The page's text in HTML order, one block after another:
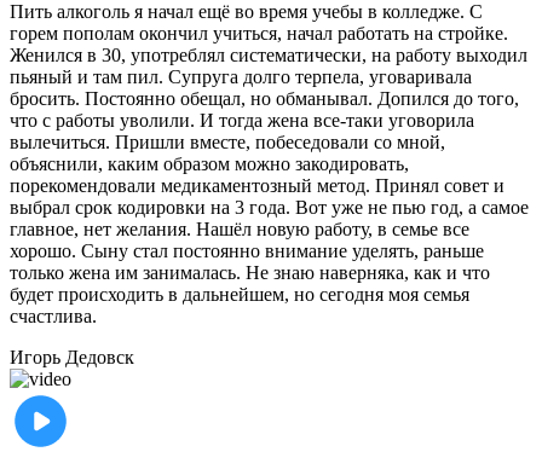
Пить алкоголь я начал ещё во время учебы в колледже. С
горем пополам окончил учиться, начал работать на стройке.
Женился в 30, употреблял систематически, на работу выходил
пьяный и там пил. Супруга долго терпела, уговаривала
бросить. Постоянно обещал, но обманывал. Допился до того,
что с работы уволили. И тогда жена все-таки уговорила
вылечиться. Пришли вместе, побеседовали со мной,
объяснили, каким образом можно закодировать,
порекомендовали медикаментозный метод. Принял совет и
выбрал срок кодировки на 3 года. Вот уже не пью год, а самое
главное, нет желания. Нашёл новую работу, в семье все
хорошо. Сыну стал постоянно внимание уделять, раньше
только жена им занималась. Не знаю наверняка, как и что
будет происходить в дальнейшем, но сегодня моя семья
счастлива.
Игорь Дедовск